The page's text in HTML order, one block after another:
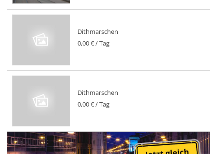
Dithmarschen
0,00 € / Tag
Dithmarschen
0,00 € / Tag